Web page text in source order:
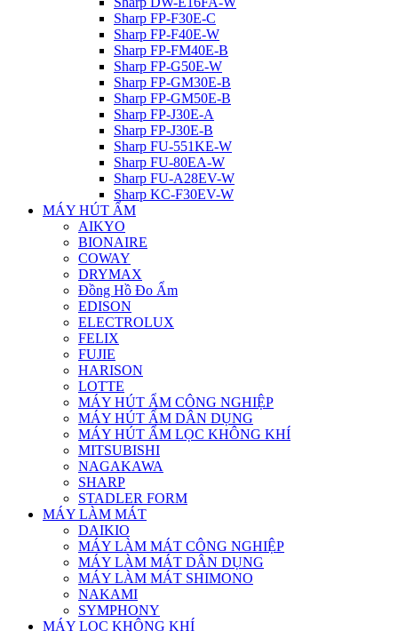
Sharp FP-F30E-C
Sharp FP-F40E-W
Sharp FP-FM40E-B
Sharp FP-G50E-W
Sharp FP-GM30E-B
Sharp FP-GM50E-B
Sharp FP-J30E-A
Sharp FP-J30E-B
Sharp FU-551KE-W
Sharp FU-80EA-W
Sharp FU-A28EV-W
Sharp KC-F30EV-W
MÁY HÚT ẨM
AIKYO
BIONAIRE
COWAY
DRYMAX
Đồng Hồ Đo Ẩm
EDISON
ELECTROLUX
FELIX
FUJIE
HARISON
LOTTE
MÁY HÚT ẨM CÔNG NGHIỆP
MÁY HÚT ẨM DÂN DỤNG
MÁY HÚT ẨM LỌC KHÔNG KHÍ
MITSUBISHI
NAGAKAWA
SHARP
STADLER FORM
MÁY LÀM MÁT
DAIKIO
MÁY LÀM MÁT CÔNG NGHIỆP
MÁY LÀM MÁT DÂN DỤNG
MÁY LÀM MÁT SHIMONO
NAKAMI
SYMPHONY
MÁY LỌC KHÔNG KHÍ